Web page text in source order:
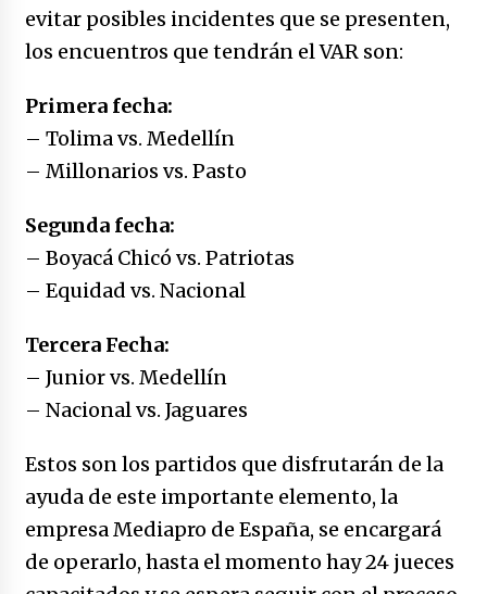
Medellín necesita gobernantes con sentido
de pertenencia
15/01/2026
Falcao regresa con el rabo entre las patas
07/01/2026
no manda marinero.
04/01/2026
31/12/2025
Que sea un hecho el decreto que quita prima
de servicios a honorables zánganos
31/12/2025
El aumento del mínimo causa escozor en
pueblo colombiano
31/12/2025
evitar posibles incidentes que se presenten,
los encuentros que tendrán el VAR son:
Primera fecha:
– Tolima vs. Medellín
– Millonarios vs. Pasto
Segunda fecha:
– Boyacá Chicó vs. Patriotas
– Equidad vs. Nacional
Tercera Fecha:
– Junior vs. Medellín
– Nacional vs. Jaguares
Estos son los partidos que disfrutarán de la
ayuda de este importante elemento, la
empresa Mediapro de España, se encargará
de operarlo, hasta el momento hay 24 jueces